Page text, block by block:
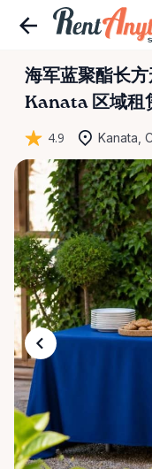
海军蓝聚酯长
Kanata 区域租
4.9 Kanata,